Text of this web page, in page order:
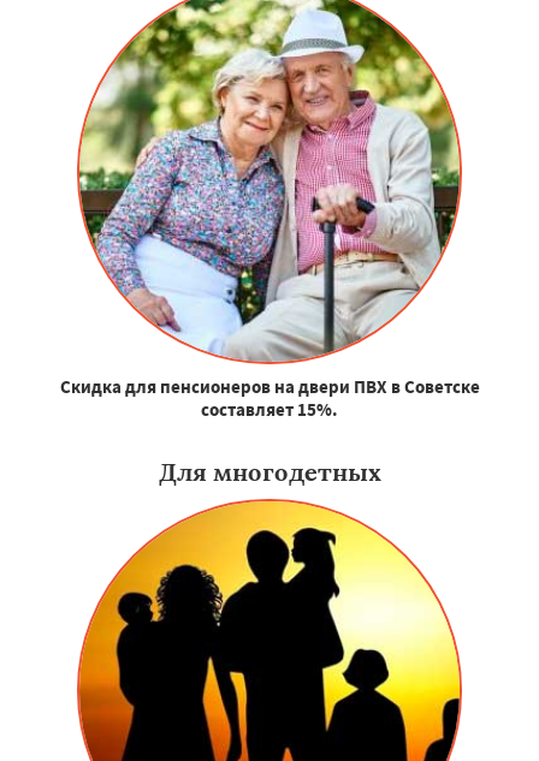
Скидка для пенсионеров на двери ПВХ в Советске
составляет 15%.
Для многодетных